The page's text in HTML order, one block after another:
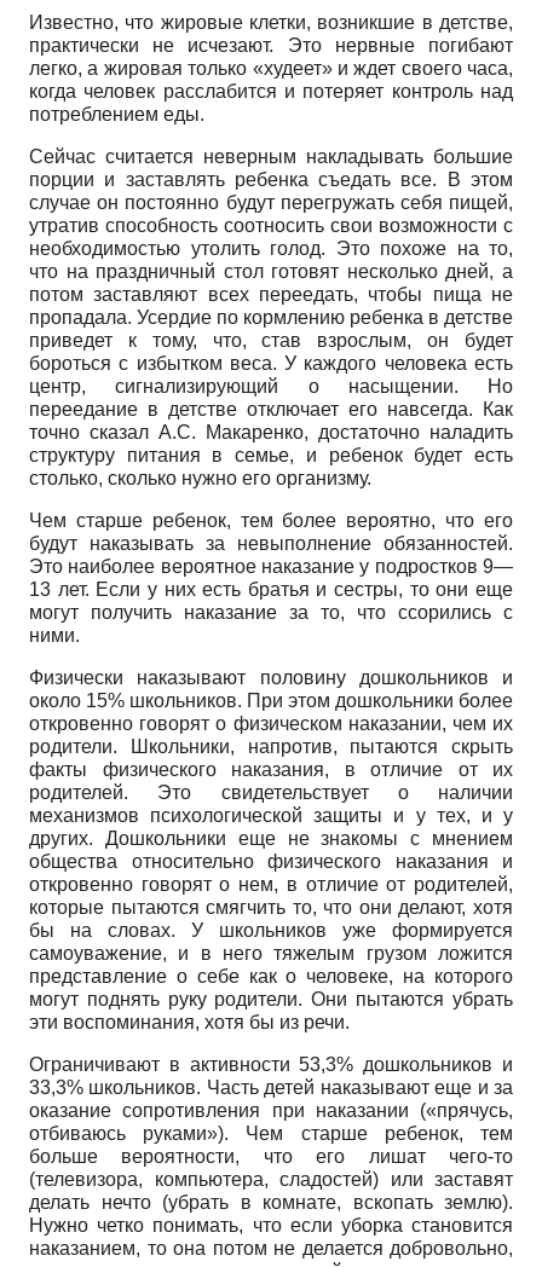
Известно, что жировые клетки, возникшие в детстве,
практически не исчезают. Это нервные погибают
легко, а жировая только «худеет» и ждет своего часа,
когда человек расслабится и потеряет контроль над
потреблением еды.
Сейчас считается неверным накладывать большие
порции и заставлять ребенка съедать все. В этом
случае он постоянно будут перегружать себя пищей,
утратив способность соотносить свои возможности с
необходимостью утолить голод. Это похоже на то,
что на праздничный стол готовят несколько дней, а
потом заставляют всех переедать, чтобы пища не
пропадала. Усердие по кормлению ребенка в детстве
приведет к тому, что, став взрослым, он будет
бороться с избытком веса. У каждого человека есть
центр, сигнализирующий о насыщении. Но
переедание в детстве отключает его навсегда. Как
точно сказал А.С. Макаренко, достаточно наладить
структуру питания в семье, и ребенок будет есть
столько, сколько нужно его организму.
Чем старше ребенок, тем более вероятно, что его
будут наказывать за невыполнение обязанностей.
Это наиболее вероятное наказание у подростков 9—
13 лет. Если у них есть братья и сестры, то они еще
могут получить наказание за то, что ссорились с
ними.
Физически наказывают половину дошкольников и
около 15% школьников. При этом дошкольники более
откровенно говорят о физическом наказании, чем их
родители. Школьники, напротив, пытаются скрыть
факты физического наказания, в отличие от их
родителей. Это свидетельствует о наличии
механизмов психологической защиты и у тех, и у
других. Дошкольники еще не знакомы с мнением
общества относительно физического наказания и
откровенно говорят о нем, в отличие от родителей,
которые пытаются смягчить то, что они делают, хотя
бы на словах. У школьников уже формируется
самоуважение, и в него тяжелым грузом ложится
представление о себе как о человеке, на которого
могут поднять руку родители. Они пытаются убрать
эти воспоминания, хотя бы из речи.
Ограничивают в активности 53,3% дошкольников и
33,3% школьников. Часть детей наказывают еще и за
оказание сопротивления при наказании («прячусь,
отбиваюсь руками»). Чем старше ребенок, тем
больше вероятности, что его лишат чего-то
(телевизора, компьютера, сладостей) или заставят
делать нечто (убрать в комнате, вскопать землю).
Нужно четко понимать, что если уборка становится
наказанием, то она потом не делается добровольно,